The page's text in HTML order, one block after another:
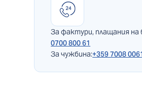
За фактури, плащания
0700 800 61
За чужбина:+359 7008